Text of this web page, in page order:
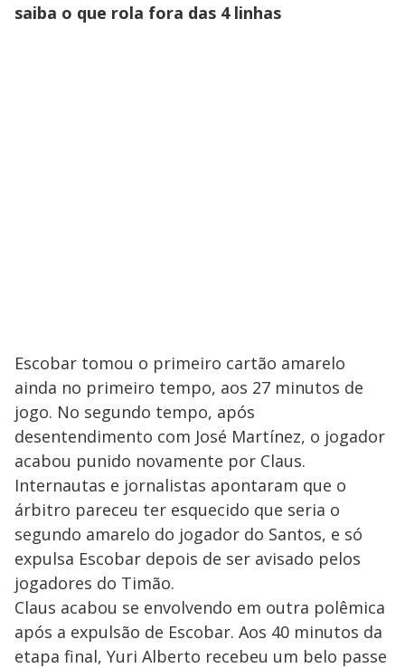
saiba o que rola fora das 4 linhas
Escobar tomou o primeiro cartão amarelo
ainda no primeiro tempo, aos 27 minutos de
jogo. No segundo tempo, após
desentendimento com José Martínez, o jogador
acabou punido novamente por Claus.
Internautas e jornalistas apontaram que o
árbitro pareceu ter esquecido que seria o
segundo amarelo do jogador do Santos, e só
expulsa Escobar depois de ser avisado pelos
jogadores do Timão.
Claus acabou se envolvendo em outra polêmica
após a expulsão de Escobar. Aos 40 minutos da
etapa final, Yuri Alberto recebeu um belo passe